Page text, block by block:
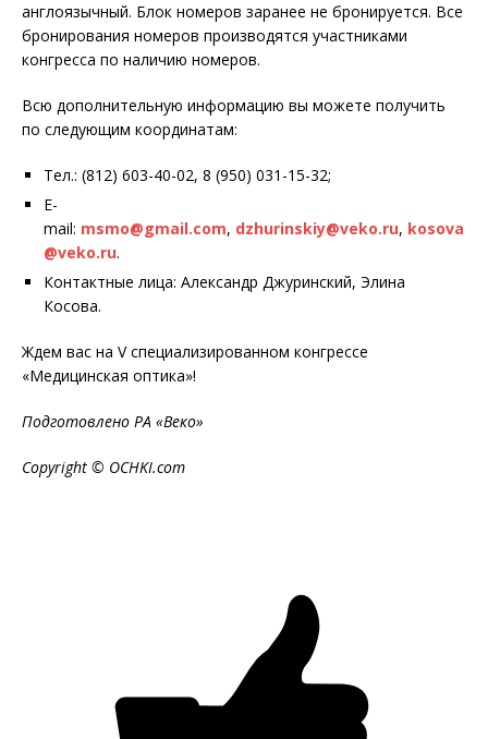
англоязычный. Блок номеров заранее не бронируется. Все
бронирования номеров производятся участниками
конгресса по наличию номеров.
Всю дополнительную информацию вы можете получить
по следующим координатам:
Тел.: (812) 603-40-02, 8 (950) 031-15-32;
E-
mail: msmo@gmail.com, dzhurinskiy@veko.ru, kosova
@veko.ru.
Контактные лица: Александр Джуринский, Элина
Косова.
Ждем вас на V специализированном конгрессе
«Медицинская оптика»!
Подготовлено РА «Веко»
Copyright © OCHKI.com